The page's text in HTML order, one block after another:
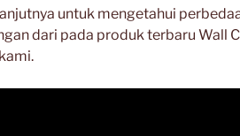
untuk mengetahui
dari pada produk terbaru Wall